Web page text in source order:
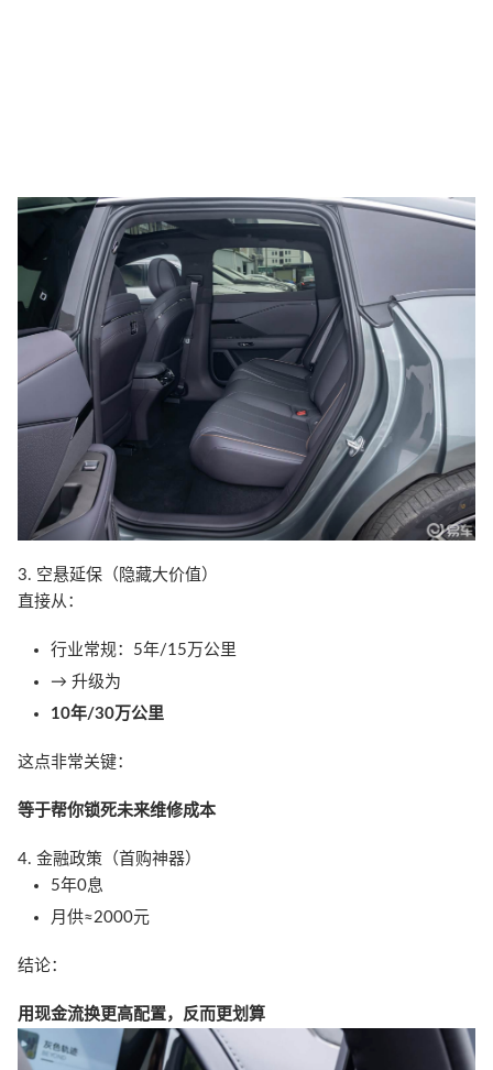
3. 空悬延保（隐藏大价值）
直接从：
行业常规：5年/15万公里
→ 升级为
10年/30万公里
这点非常关键：
等于帮你锁死未来维修成本
4. 金融政策（首购神器）
5年0息
月供≈2000元
结论：
用现金流换更高配置，反而更划算